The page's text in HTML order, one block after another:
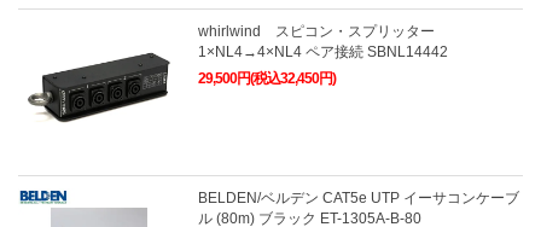
whirlwind スピコン・スプリッター
1×NL4→4×NL4 ペア接続 SBNL14442
29,500円(税込32,450円)
BELDEN/ベルデン CAT5e UTP イーサコンケーブ
ル (80m) ブラック ET-1305A-B-80